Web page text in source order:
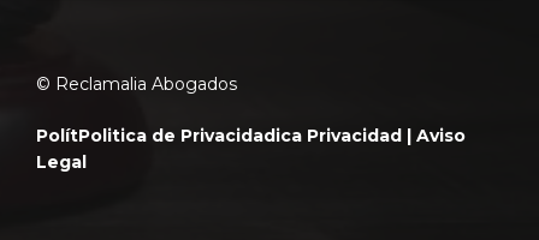
© Reclamalia Abogados
PolítPolitica de Privacidad ica Privacidad | Aviso
Legal